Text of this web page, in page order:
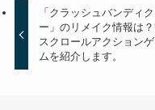
「クラッシュバンディク
ー」のリメイク情報は
スクロールアクション
ムを紹介します。